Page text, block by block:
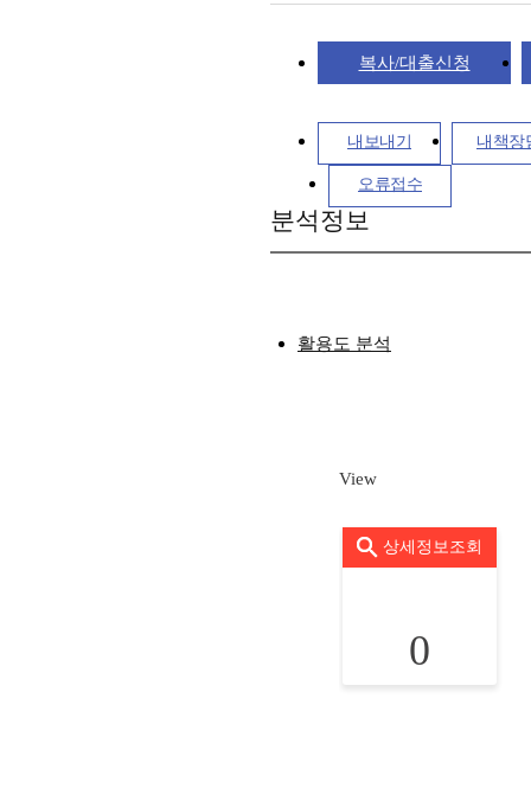
복사/대출신청
내보내기 내책장
오류접수
분석정보
활용도 분석
View
상세정보조회
0